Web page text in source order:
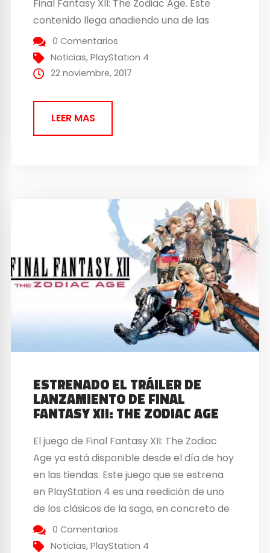
Final Fantasy XII: The Zodiac Age. Este
contenido llega añadiendo una de las
características que estaban presentes en
el juego original que había sido eliminada
en la remasterización. Esto es que al jugar
0 Comentarios
Noticias,PlayStation 4
22 noviembre, 2017
LEER MAS
ESTRENADO EL TRÁILER DE
LANZAMIENTO DE FINAL
FANTASY XII: THE ZODIAC AGE
El juego de Final Fantasy XII: The Zodiac
Age ya está disponible desde el día de hoy
en las tiendas. Este juego que se estrena
en PlayStation 4 es una reedición de uno
de los clásicos de la saga, en concreto de
la rama principal, de Square Enix que salió
para PlayStation 2 en su...
0 Comentarios
Noticias,PlayStation 4